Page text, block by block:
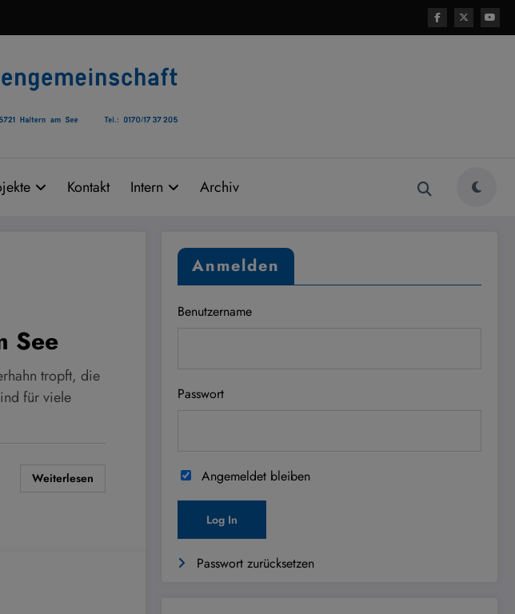
Kontakt Intern Archiv
See
tropft, die
für viele
Weiterlesen
Anmelden
Benutzername
Passwort
Angemeldet bleiben
Passwort zurücksetzen